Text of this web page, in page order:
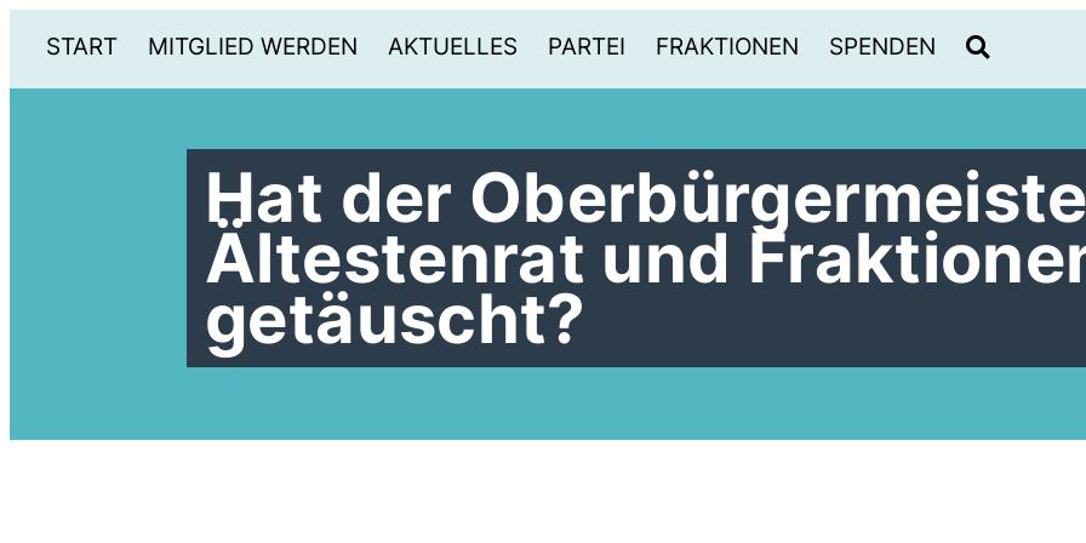
START MITGLIED WERDEN AKTUELLES PARTEI FRAKTIONEN SPENDEN
Hat der
Ältestenrat und
getäuscht?